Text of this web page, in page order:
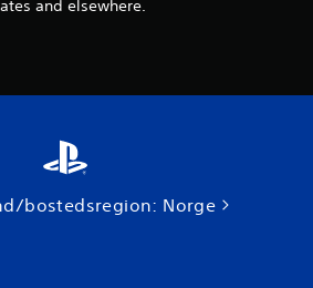
and elsewhere.
bostedsregion: Norge